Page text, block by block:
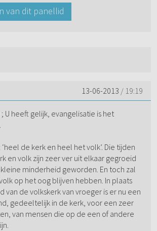
van dit panellid
13-06-2013 / 19:19
U heeft gelijk, evangelisatie is het
de kerk en heel het volk’. Die tijden
en volk zijn zeer ver uit elkaar gegroeid
minderheid geworden. En toch zal
op het oog blijven hebben. In plaats
van de volkskerk van vroeger is er nu een
gedeeltelijk in de kerk, voor een zeer
van mensen die op de een of andere